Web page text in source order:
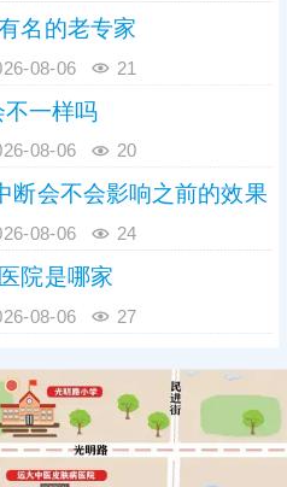
名的老专家
08-06 21
一样吗
08-06 20
断会不会影响之前的效果
08-06 24
院是哪家
08-06 27